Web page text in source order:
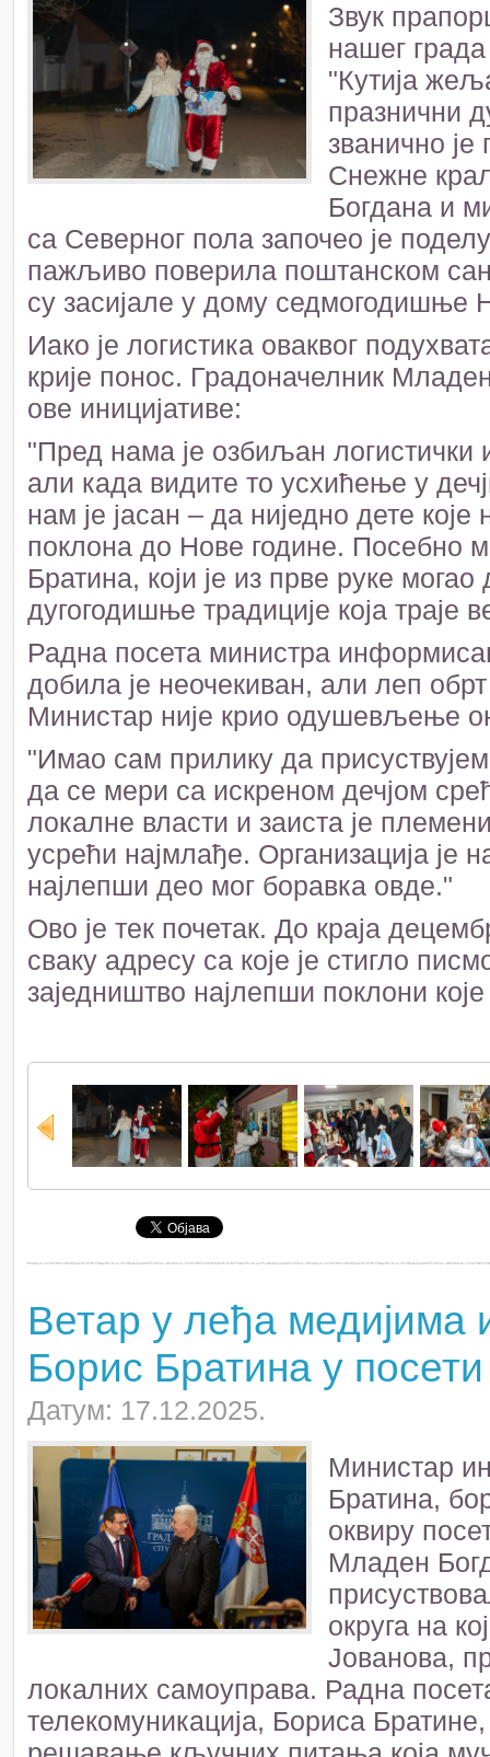
Звук
нашег
"Кутија
празнични
званично
Снежне
Богдана и
са Северног пола започео је
пажљиво поверила поштанском
су засијале у дому
Иако је логистика оваквог
крије понос. Градоначелник
ове иницијативе:
"Пред нама је озбиљан логистички
али када видите то усхићење у
нам је јасан – да ниједно дете
поклона до Нове године. Посебно
Братина, који је из прве руке
дугогодишње традиције која траје
Радна посета министра
добила је неочекиван, али леп
Министар није крио одушевљење
"Имао сам прилику да
да се мери са искреном дечјом
локалне власти и заиста је
усрећи најмлађе. Организација је
најлепши део мог боравка овде."
Ово је тек почетак. До краја
сваку адресу са које је стигло
заједништво најлепши поклони
Ветар у леђа медијима
Борис Братина у
Датум: 17.12.2025.
Министар
Братина,
оквиру
Младен
округа на
Јованова,
локалних самоуправа. Радна
телекомуникација, Бориса